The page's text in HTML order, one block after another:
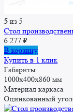
5 из 5
Стол
6 277 ₽
В корзину
Купить в 1 клик
Габариты
1000x400x860 мм
Материал каркаса
Оцинкованный